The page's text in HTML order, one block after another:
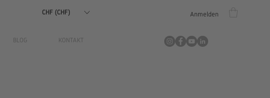
CHF (CHF)
BLOG KONTAKT
Anmelden